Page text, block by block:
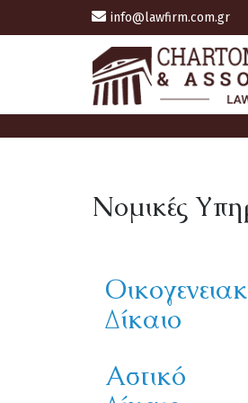
info@lawfirm.com.gr
Νομικές
Δίκαιο
Αστικό